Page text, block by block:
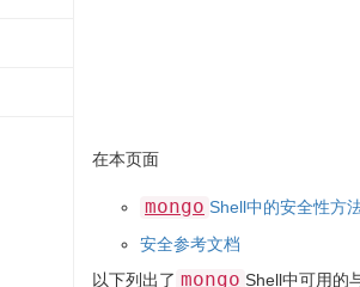
在本页面
mongo Shell中的安全性方
安全参考文档
以下列出了 mongo Shell中可用的